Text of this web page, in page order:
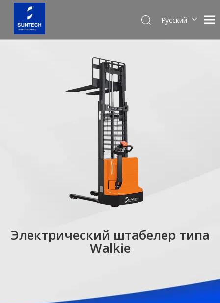
Pусский
Электрический штабелер типа
Walkie